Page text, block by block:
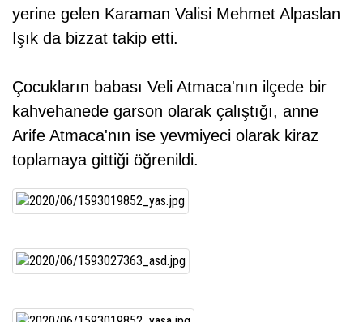
yerine gelen Karaman Valisi Mehmet Alpaslan
Işık da bizzat takip etti.
Çocukların babası Veli Atmaca'nın ilçede bir
kahvehanede garson olarak çalıştığı, anne
Arife Atmaca'nın ise yevmiyeci olarak kiraz
toplamaya gittiği öğrenildi.